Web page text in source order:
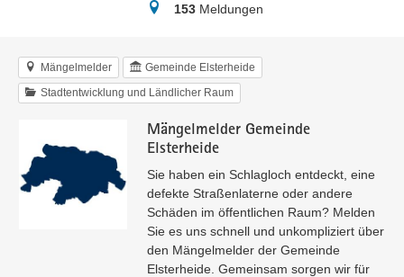
Meldungen
153Meldungen
Mängelmelder Gemeinde Elsterheide
Stadtentwicklung und Ländlicher Raum
Mängelmelder Gemeinde
Elsterheide
Sie haben ein Schlagloch entdeckt, eine
defekte Straßenlaterne oder andere
Schäden im öffentlichen Raum? Melden
Sie es uns schnell und unkompliziert über
den Mängelmelder der Gemeinde
Elsterheide. Gemeinsam sorgen wir für